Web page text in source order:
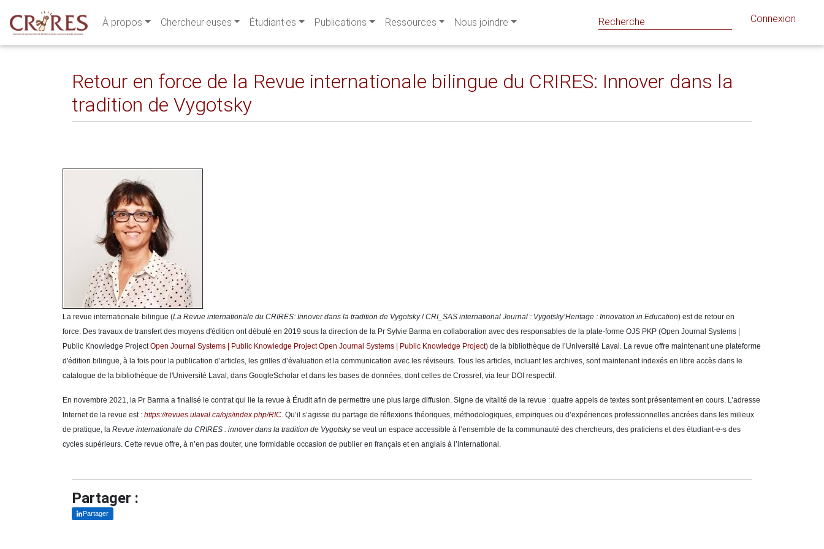
À propos Chercheur·euses Étudiant·es Publications Ressources Nous joindre Connexion
Retour en force de la Revue internationale bilingue du CRIRES: Innover dans la
tradition de Vygotsky
La revue internationale bilingue (La Revue internationale du CRIRES: Innover dans la tradition de Vygotsky/CRI_SAS international Journal : Vygotsky’Heritage : Innovation in Education) est de retour en
force. Des travaux de transfert des moyens d'édition ont débuté en 2019 sous la direction de la Pr Sylvie Barma en collaboration avec des responsables de la plate-forme OJS PKP (Open Journal Systems |
Public Knowledge ProjectOpen Journal Systems | Public Knowledge Project Open Journal Systems | Public Knowledge Project) de la bibliothèque de l’Université Laval. La revue offre maintenant une plateforme
d'édition bilingue, à la fois pour la publication d’articles, les grilles d’évaluation et la communication avec les réviseurs. Tous les articles, incluant les archives, sont maintenant indexés en libre accès dans le
catalogue de la bibliothèque de l'Université Laval, dans GoogleScholar et dans les bases de données, dont celles de Crossref, via leur DOI respectif.
En novembre 2021, la Pr Barma a finalisé le contrat qui lie la revue à Érudit afin de permettre une plus large diffusion. Signe de vitalité de la revue : quatre appels de textes sont présentement en cours. L’adresse
Internet de la revue est : https://revues.ulaval.ca/ojs/index.php/RIC. Qu’il s’agisse du partage de réflexions théoriques, méthodologiques, empiriques ou d’expériences professionnelles ancrées dans les milieux
de pratique, la Revue internationale du CRIRES : innover dans la tradition de Vygotskyse veut un espace accessible à l’ensemble de la communauté des chercheurs, des praticiens et des étudiant-e-s des
cycles supérieurs. Cette revue offre, à n’en pas douter, une formidable occasion de publier en français et en anglais à l’international.
Partager :
Partager